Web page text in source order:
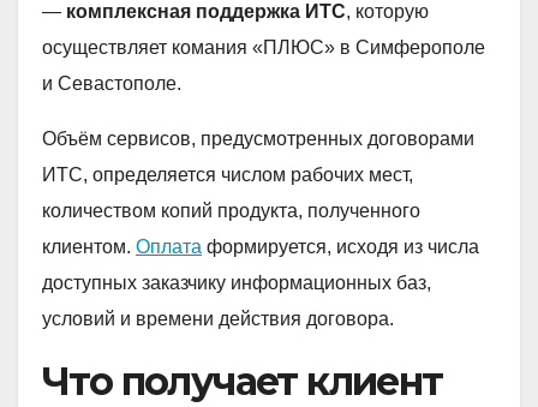
— комплексная поддержка ИТС, которую
осуществляет комания «ПЛЮС» в Симферополе
и Севастополе.
Объём сервисов, предусмотренных договорами
ИТС, определяется числом рабочих мест,
количеством копий продукта, полученного
клиентом. Оплата формируется, исходя из числа
доступных заказчику информационных баз,
условий и времени действия договора.
Что получает клиент